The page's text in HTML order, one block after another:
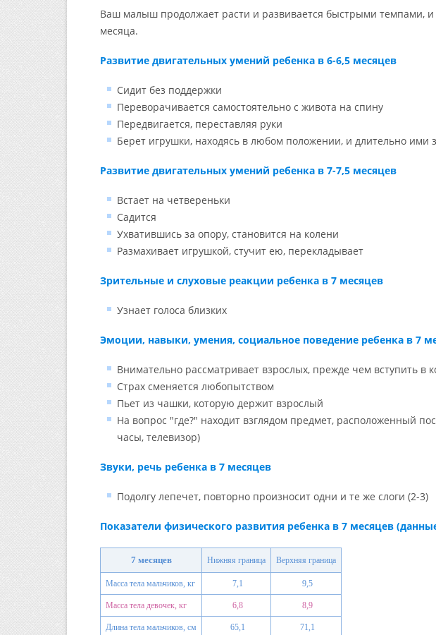
Ваш малыш продолжает расти и развивается быстрыми темпами, и
месяца.
Развитие двигательных умений ребенка в 6-6,5 месяцев
Сидит без поддержки
Переворачивается самостоятельно с живота на спину
Передвигается, переставляя руки
Берет игрушки, находясь в любом положении, и длительно ими
Развитие двигательных умений ребенка в 7-7,5 месяцев
Встает на четвереньки
Садится
Ухватившись за опору, становится на колени
Размахивает игрушкой, стучит ею, перекладывает
Зрительные и слуховые реакции ребенка в 7 месяцев
Узнает голоса близких
Эмоции, навыки, умения, социальное поведение ребенка в 7
Внимательно рассматривает взрослых, прежде чем вступить в
Страх сменяется любопытством
Пьет из чашки, которую держит взрослый
На вопрос "где?" находит взглядом предмет, расположенный
часы, телевизор)
Звуки, речь ребенка в 7 месяцев
Подолгу лепечет, повторно произносит одни и те же слоги (2-3)
Показатели физического развития ребенка в 7 месяцев
7 месяцев Нижняя граница Верхняя граница
Масса тела мальчиков, кг 7,1 9,5
Масса тела девочек, кг 6,8 8,9
Длина тела мальчиков, см 65,1 71,1